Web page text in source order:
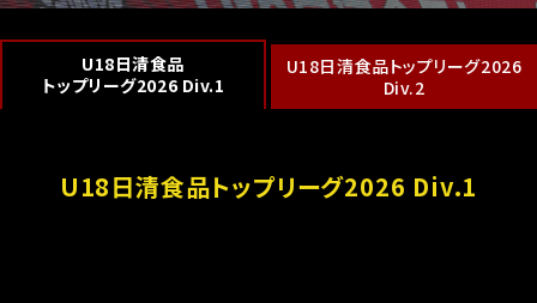
U18日清食品
トップリーグ2026 Div.1
U18日清食品トップリーグ2026
Div.2
U18日清食品トップリーグ2026 Div.1